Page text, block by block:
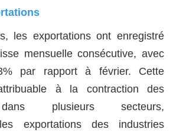
les exportations ont enregistré
mensuelle consécutive, avec
par rapport à février. Cette
à la contraction des
plusieurs secteurs,
exportations des industries